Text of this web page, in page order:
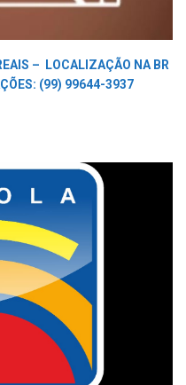
–
LOCALIZAÇÃO NA BR
(99) 99644-3937